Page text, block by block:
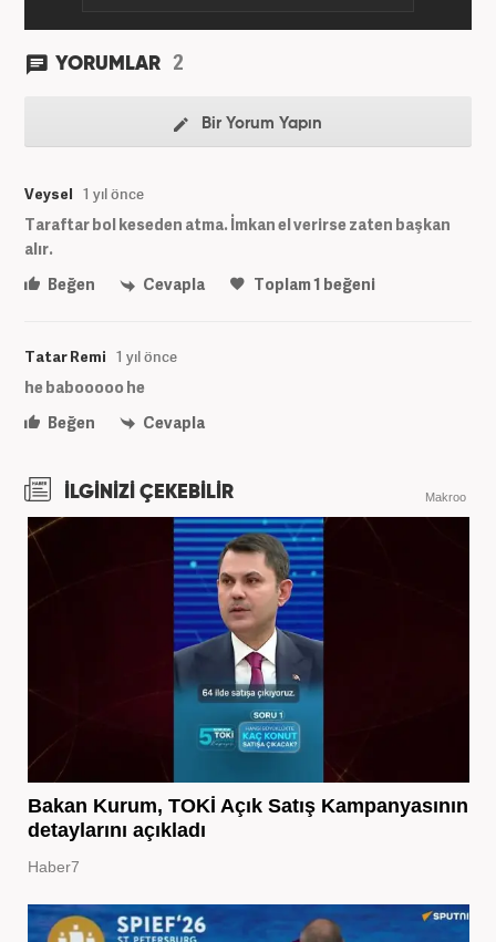
YORUMLAR 2
Bir Yorum Yapın
Veysel 1 yıl önce
Taraftar bol keseden atma. İmkan el verirse zaten başkan
alır.
Beğen
Cevapla Toplam1 beğeni
Tatar Remi 1 yıl önce
he babooooo he
Beğen
Cevapla
İLGİNİZİ ÇEKEBİLİR Makroo
Bakan Kurum, TOKİ Açık Satış Kampanyasının
detaylarını açıkladı
Haber7